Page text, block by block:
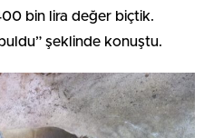
bin lira değer biçtik.
şeklinde konuştu.